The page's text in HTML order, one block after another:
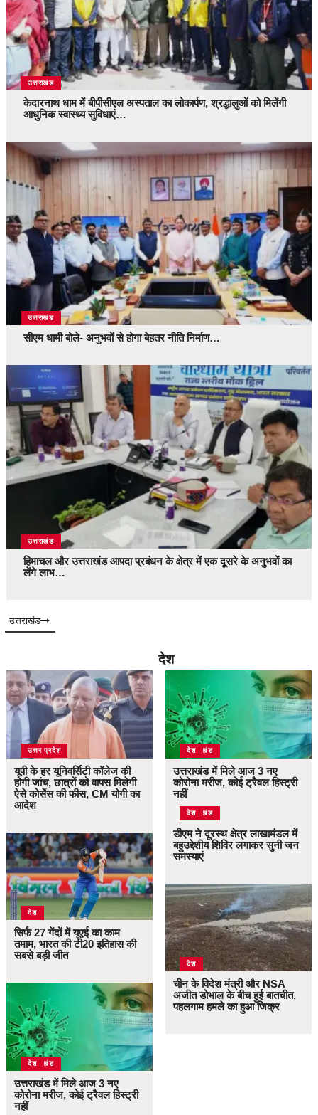
उत्तराखंड
केदारनाथ धाम में बीपीसीएल अस्पताल का लोकार्पण, श्रद्धालुओं को मिलेंगी
आधुनिक स्वास्थ्य सुविधाएं…
उत्तराखंड
सीएम धामी बोले- अनुभवों से होगा बेहतर नीति निर्माण…
उत्तराखंड
हिमाचल और उत्तराखंड आपदा प्रबंधन के क्षेत्र में एक दूसरे के अनुभवों का
लेंगे लाभ…
उत्तराखंड
देश
उत्तर प्रदेश
यूपी के हर यूनिवर्सिटी कॉलेज की
होगी जांच, छात्रों को वापस मिलेगी
ऐसे कोर्सेस की फीस, CM योगी का
आदेश
देश
सिर्फ 27 गेंदों में यूएई का काम
तमाम, भारत की टी20 इतिहास की
सबसे बड़ी जीत
उत्तराखंड
देश
उत्तराखंड में मिले आज 3 नए
कोरोना मरीज, कोई ट्रैवल हिस्ट्री
नहीं
उत्तराखंड
देश
उत्तराखंड में मिले आज 3 नए
कोरोना मरीज, कोई ट्रैवल हिस्ट्री
नहीं
उत्तराखंड
देश
डीएम ने दूरस्थ क्षेत्र लाखामंडल में
बहुउद्देशीय शिविर लगाकर सुनी जन
समस्याएं
देश
चीन के विदेश मंत्री और NSA
अजीत डोभाल के बीच हुई बातचीत,
पहलगाम हमले का हुआ जिक्र